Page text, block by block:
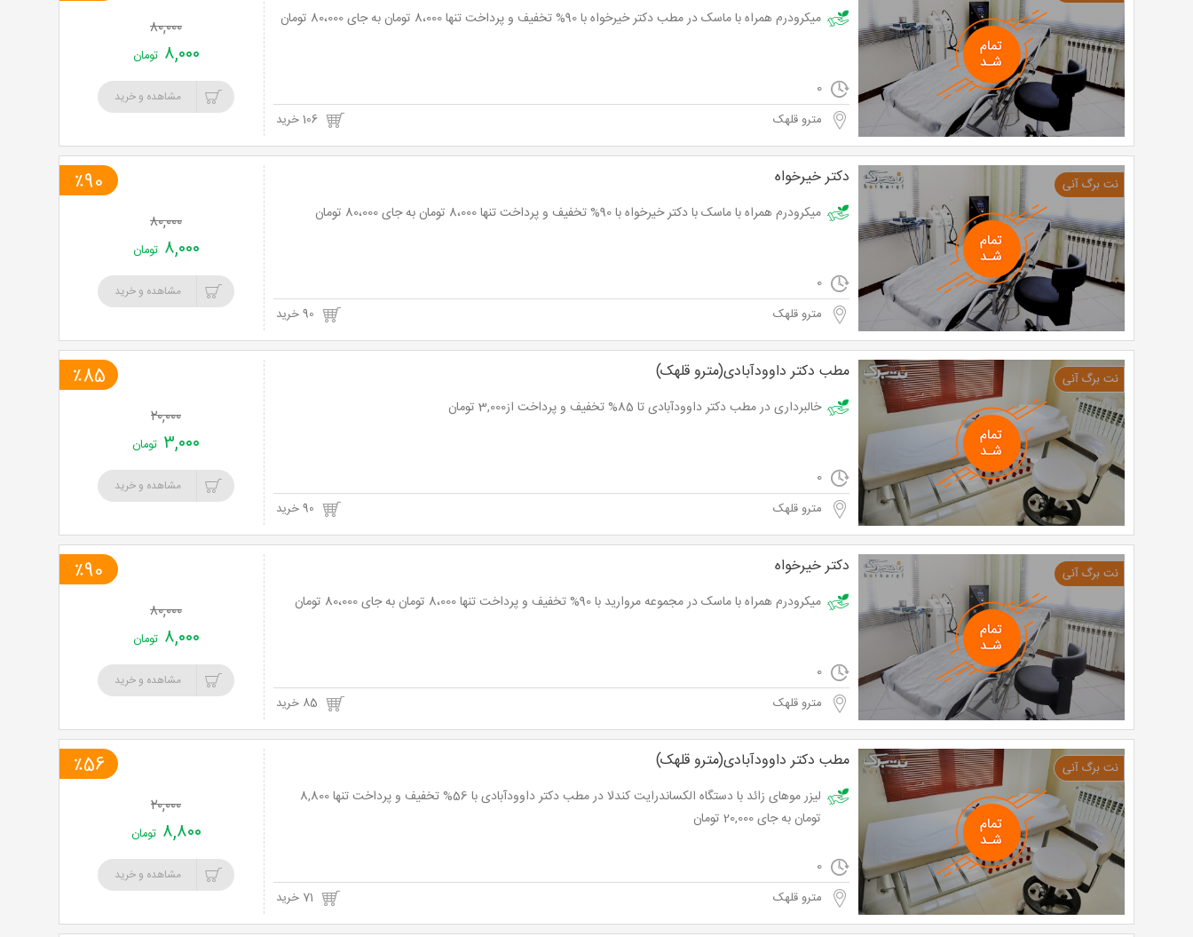
میکرودرم همراه با ماسک در مطب دکتر خیرخواه با 90% تخفیف و پرداخت تنها 8،000 تومان به جای 80،000 تومان
0
مترو قلهک 106 خرید
۸۰,۰۰۰
۸,۰۰۰ تومان
مشاهده و خرید
دکتر خیرخواه
میکرودرم همراه با ماسک با دکتر خیرخواه با 90% تخفیف و پرداخت تنها 8،000 تومان به جای 80،000 تومان
0
مترو قلهک
٪90
۸۰,۰۰۰
۸,۰۰۰ تومان
مشاهده و خرید
مطب دکتر داوودآبادی(مترو قلهک)
خالبرداری در مطب دکتر داوودآبادی تا 85% تخفیف و پرداخت از3,000 تومان
0
مترو قلهک
٪85
۲۰,۰۰۰
۳,۰۰۰ تومان
مشاهده و خرید
دکتر خیرخواه
میکرودرم همراه با ماسک در مجموعه مروارید با 90% تخفیف و پرداخت تنها 8،000 تومان به جای 80،000 تومان
0
مترو قلهک
٪90
۸۰,۰۰۰
۸,۰۰۰ تومان
مشاهده و خرید
مطب دکتر داوودآبادی(مترو قلهک)
لیزر موهای زائد با دستگاه الکساندرایت کندلا در مطب دکتر داوودآبادی با 56% تخفیف و پرداخت تنها 8,800
تومان به جای 20,000 تومان
0
مترو قلهک
٪56
۲۰,۰۰۰
۸,۸۰۰ تومان
مشاهده و خرید